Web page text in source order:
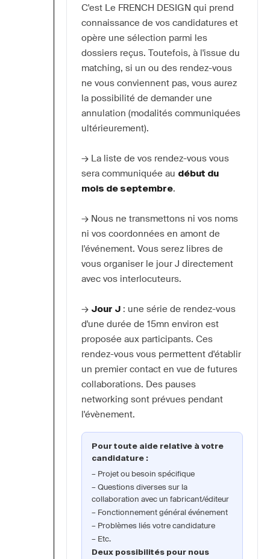
C'est Le FRENCH DESIGN qui prend
connaissance de vos candidatures et
opère une sélection parmi les
dossiers reçus. Toutefois, à l'issue du
matching, si un ou des rendez-vous
ne vous conviennent pas, vous aurez
la possibilité de demander une
annulation (modalités communiquées
ultérieurement).
→ La liste de vos rendez-vous vous
sera communiquée au début du
mois de septembre.
→ Nous ne transmettons ni vos noms
ni vos coordonnées en amont de
l'événement. Vous serez libres de
vous organiser le jour J directement
avec vos interlocuteurs.
→ Jour J : une série de rendez-vous
d'une durée de 15mn environ est
proposée aux participants. Ces
rendez-vous vous permettent d'établir
un premier contact en vue de futures
collaborations. Des pauses
networking sont prévues pendant
l'évènement.
Pour toute aide relative à votre
candidature :
Projet ou besoin spécifique
Questions diverses sur la
collaboration avec un fabricant/éditeur
Fonctionnement général événement
Problèmes liés votre candidature
Etc.
Deux possibilités pour nous